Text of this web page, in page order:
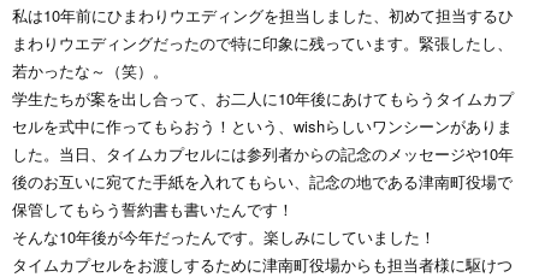
私は10年前にひまわりウエディングを担当しました、初めて担当するひ
まわりウエディングだったので特に印象に残っています。緊張したし、
若かったな～（笑）。
学生たちが案を出し合って、お二人に10年後にあけてもらうタイムカプ
セルを式中に作ってもらおう！という、wishらしいワンシーンがありま
した。当日、タイムカプセルには参列者からの記念のメッセージや10年
後のお互いに宛てた手紙を入れてもらい、記念の地である津南町役場で
保管してもらう誓約書も書いたんです！
そんな10年後が今年だったんです。楽しみにしていました！
タイムカプセルをお渡しするために津南町役場からも担当者様に駆けつ